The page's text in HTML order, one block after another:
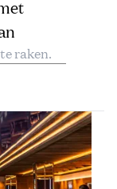
raken.